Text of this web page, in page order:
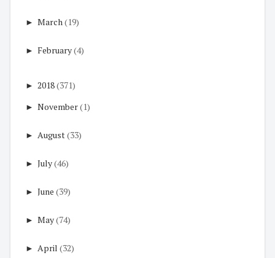
► March(19)
► February(4)
► 2018(371)
► November(1)
► August(33)
► July(46)
► June (39)
► May(74)
► April (32)